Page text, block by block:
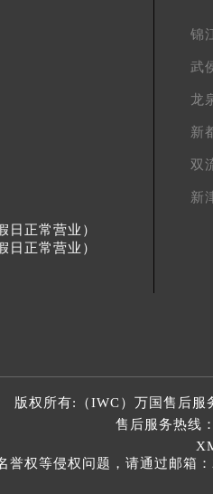
日正常营业）
日正常营业）
锦
武
龙
新
双
新
版权所有:（IWC） 万国售后服
售后服务热线：
权等侵权问题，请通过邮